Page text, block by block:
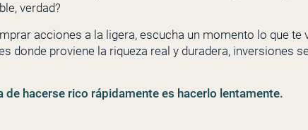
verdad?
acciones a la ligera, escucha un momento lo que te
donde proviene la riqueza real y duradera, inversiones
de hacerse rico rápidamente es hacerlo lentamente.